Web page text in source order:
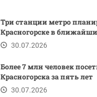
Три станции метро
Красногорске в
30.07.2026
Более 7 млн человек
Красногорска за пять лет
30.07.2026